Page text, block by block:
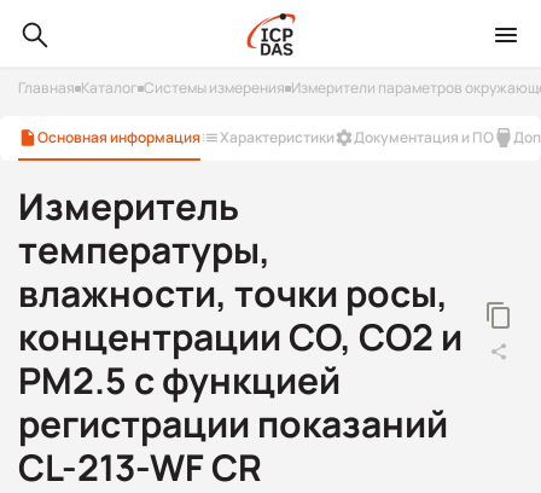
Главная Каталог Системы измерения Измерители параметров
Основная информация Характеристики Документация и ПО
Измеритель
температуры,
влажности, точки росы,
концентрации CO, CO2 и
PM2.5 с функцией
регистрации показаний
CL-213-WF CR